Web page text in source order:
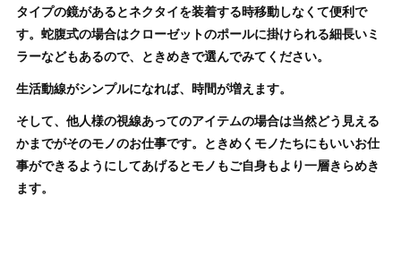
タイプの鏡があるとネクタイを装着する時移動しなくて便利で
す。蛇腹式の場合はクローゼットのポールに掛けられる細長いミ
ラーなどもあるので、ときめきで選んでみてください。
生活動線がシンプルになれば、時間が増えます。
そして、他人様の視線あってのアイテムの場合は当然どう見える
かまでがそのモノのお仕事です。ときめくモノたちにもいいお仕
事ができるようにしてあげるとモノもご自身もより一層きらめき
ます。